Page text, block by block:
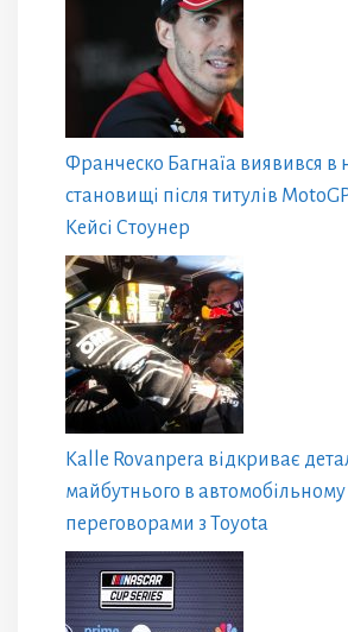
Франческо Багнаїа виявився в
становищі після титулів
Кейсі Стоунер
Kalle Rovanpera відкриває
майбутнього в автомобільному
переговорами з Toyota